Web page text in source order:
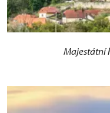
Majestátní